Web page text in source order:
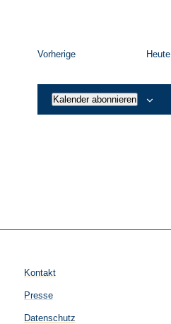
VorherigeVeranstaltungen Heute
Kalender abonnieren
Kontakt
Presse
Datenschutz